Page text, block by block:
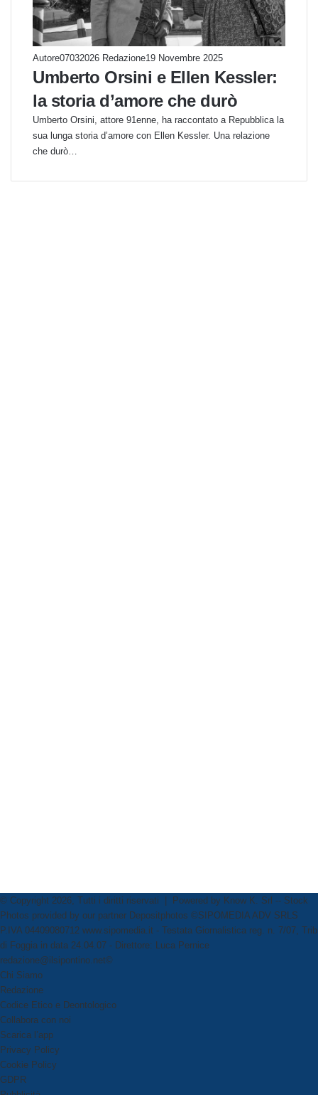
Autore07032026 Redazione19 Novembre 2025
Umberto Orsini e Ellen Kessler:
la storia d’amore che durò
Umberto Orsini, attore 91enne, ha raccontato a Repubblica la
sua lunga storia d’amore con Ellen Kessler. Una relazione
che durò…
© Copyright 2026, Tutti i diritti riservati | Powered by Know K. Srl -- Stock
Photos provided by our partner Depositphotos ©SIPOMEDIA ADV SRLS
P.IVA 04409080712 www.sipomedia.it - Testata Giornalistica reg. n. 7/07, Trib
di Foggia in data 24.04.07 - Direttore: Luca Pernice
redazione@ilsipontino.net©
Chi Siamo
Redazione
Codice Etico e Deontologico
Collabora con noi
Scarica l’app
Privacy Policy
Cookie Policy
GDPR